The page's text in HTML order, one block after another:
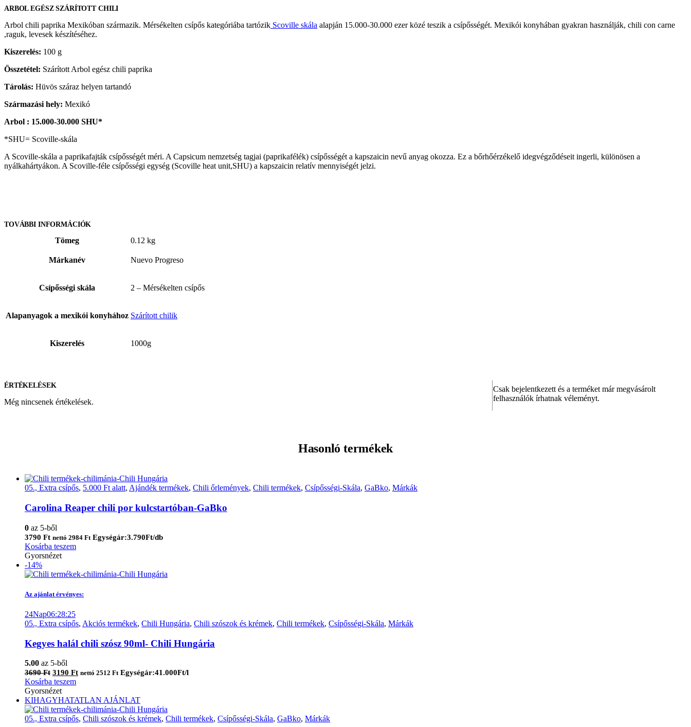
ARBOL EGÉSZ SZÁRÍTOTT CHILI
Arbol chili paprika Mexikóban származik. Mérsékelten csípős kategóriába tartózik Scoville skála alapján 15.000-30.000 ezer közé teszik a csípősségét. Mexikói konyhában gyakran használják, chili con carne
,raguk, levesek készítéséhez.
Kiszerelés: 100 g
Összetétel: Szárított Arbol egész chili paprika
Tárolás: Hüvös száraz helyen tartandó
Származási hely: Mexikó
Arbol : 15.000-30.000 SHU*
*SHU= Scoville-skála
A Scoville-skála a paprikafajták csípősségét méri. A Capsicum nemzetség tagjai (paprikafélék) csípősségét a kapszaicin nevű anyag okozza. Ez a bőrhőérzékelő idegvégződéseit ingerli, különösen a
nyálkahártyákon. A Scoville-féle csípősségi egység (Scoville heat unit,SHU) a kapszaicin relatív mennyiségét jelzi.
TOVÁBBI INFORMÁCIÓK
Tömeg 0.12 kg
Márkanév Nuevo Progreso
Csípősségi skála 2 – Mérsékelten csípős
Alapanyagok a mexikói konyhához Szárított chilik
Kiszerelés 1000g
ÉRTÉKELÉSEK
Még nincsenek értékelések.
Csak bejelentkezett és a terméket már megvásárolt
felhasználók írhatnak véleményt.
Hasonló termékek
05., Extra csípős, 5.000 Ft alatt, Ajándék termékek, Chili őrlemények, Chili termékek, Csípősségi-Skála, GaBko, Márkák
Carolina Reaper chili por kulcstartóban-GaBko
0 az 5-ből
3790 Ft nettó 2984 Ft Egységár:3.790Ft/db
Kosárba teszem
Gyorsnézet
-14%
Az ajánlat érvényes:
24Nap06:28:25
05., Extra csípős, Akciós termékek, Chili Hungária, Chili szószok és krémek, Chili termékek, Csípősségi-Skála, Márkák
Kegyes halál chili szósz 90ml- Chili Hungária
5.00 az 5-ből
3690Ft Original
price
was:
3690 Ft.
3190 FtCurrent
price
nettó 2512 Ft Egységár:41.000Ft/l
Kosárba teszem
Gyorsnézet
KIHAGYHATATLAN AJÁNLAT
05., Extra csípős, Chili szószok és krémek, Chili termékek, Csípősségi-Skála, GaBko, Márkák